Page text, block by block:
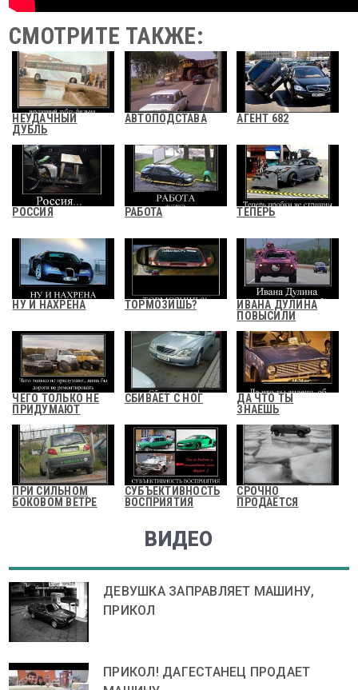
СМОТРИТЕ ТАКЖЕ:
НЕУДАЧНЫЙ
ДУБЛЬ
АВТОПОДСТАВА АГЕНТ 682
РОССИЯ РАБОТА ТЕПЕРЬ
НУ И НАХРЕНА ТОРМОЗИШЬ?
ИВАНА ДУЛИНА
ПОВЫСИЛИ
ЧЕГО ТОЛЬКО НЕ
ПРИДУМАЮТ
СБИВАЕТ С НОГ
ДА ЧТО ТЫ
ЗНАЕШЬ
ПРИ СИЛЬНОМ
БОКОВОМ ВЕТРЕ
СУБЪЕКТИВНОСТЬ
ВОСПРИЯТИЯ
СРОЧНО
ПРОДАЕТСЯ
ВИДЕО
ДЕВУШКА ЗАПРАВЛЯЕТ МАШИНУ,
ПРИКОЛ
ПРИКОЛ! ДАГЕСТАНЕЦ ПРОДАЕТ